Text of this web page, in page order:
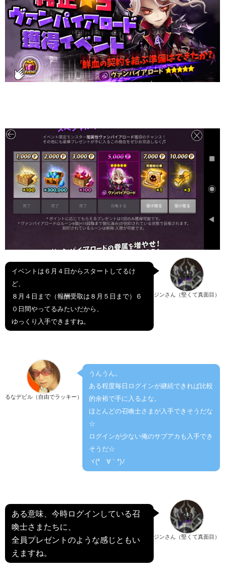
ジンさん（堅くて真面目）
イベントは６月４日からスタートしてるけ
ど、
８月４日まで（報酬受取は８月５日まで）６
０日間やってるみたいだから、
ゆっくり入手できますね。
るなデビル（自由でラッキー）
うんうん。
ある程度毎日ログインが継続できれば比較
的余裕で手に入るよな。
ほとんどの召喚士さまが入手できそうだな
☆
ログインが少ない俺のサブアカも入手でき
そうだ☆
ヾ(*´∀｀*)ﾉ
ジンさん（堅くて真面目）
ある意味、今時ログインしている召
喚士さまたちに、
全員プレゼントのような感じともい
えますね。